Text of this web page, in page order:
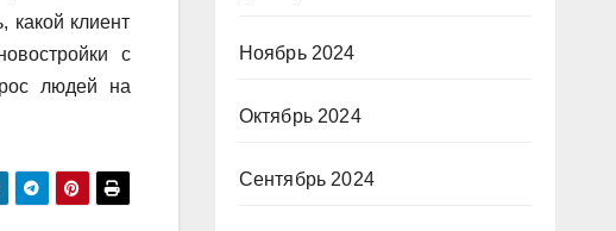
какой клиент
с
людей на
Ноябрь 2024
Октябрь 2024
Сентябрь 2024